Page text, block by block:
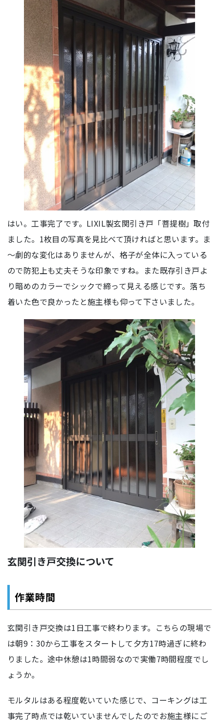
はい。工事完了です。LIXIL製玄関引き戸「菩提樹」取付
ました。1枚目の写真を見比べて頂ければと思います。ま
～劇的な変化はありませんが、格子が全体に入っている
ので防犯上も丈夫そうな印象ですね。また既存引き戸よ
り暗めのカラーでシックで締って見える感じです。落ち
着いた色で良かったと施主様も仰って下さいました。
玄関引き戸交換について
作業時間
玄関引き戸交換は1日工事で終わります。こちらの現場で
は朝9：30から工事をスタートして夕方17時過ぎに終わ
りました。途中休憩は1時間弱なので実働7時間程度でし
ょうか。
モルタルはある程度乾いていた感じで、コーキングは工
事完了時点では乾いていませんでしたのでお施主様にご